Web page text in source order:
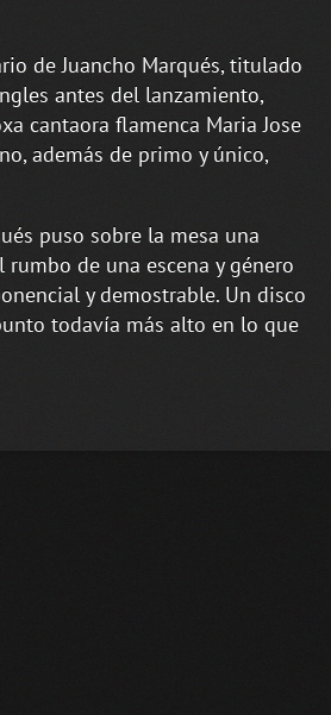
de Juancho Marqués, titulado
antes del lanzamiento,
cantaora flamenca Maria Jose
además de primo y único,
puso sobre la mesa una
de una escena y género
y demostrable. Un disco
todavía más alto en lo que